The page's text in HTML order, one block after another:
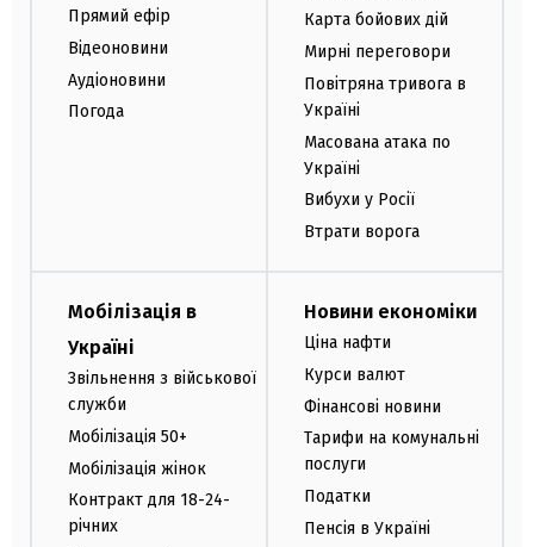
Прямий ефір
Відеоновини
Аудіоновини
Погода
Карта бойових дій
Мирні переговори
Повітряна тривога в
Україні
Масована атака по
Україні
Вибухи у Росії
Втрати ворога
Мобілізація в
Україні
Звільнення з військової
служби
Мобілізація 50+
Мобілізація жінок
Контракт для 18-24-
річних
Новини економіки
Ціна нафти
Курси валют
Фінансові новини
Тарифи на комунальні
послуги
Податки
Пенсія в Україні